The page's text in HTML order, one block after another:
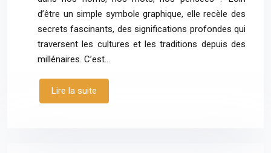
d’être un simple symbole graphique, elle recèle des
secrets fascinants, des significations profondes qui
traversent les cultures et les traditions depuis des
millénaires. C’est…
Lire la suite